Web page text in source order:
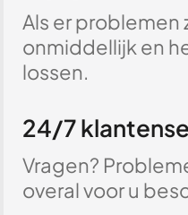
Als er problemen
onmiddellijk en
lossen.
24/7
Vragen?
overal voor u